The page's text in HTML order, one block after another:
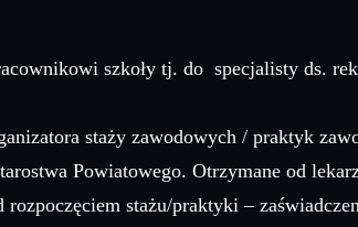
szkoły tj. do specjalisty ds.
staży zawodowych / praktyk
Powiatowego. Otrzymane od
stażu/praktyki –